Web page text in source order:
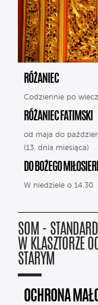
RÓŻANIEC
Codziennie po
RÓŻANIEC FATIMSKI
od maja do
(13. dnia miesiąca)
DO BOŻEGO
W niedziele o 14.30
SOM -
W KLASZTORZE
STARYM
OCHRONA